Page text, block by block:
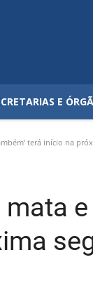
E
terá início na